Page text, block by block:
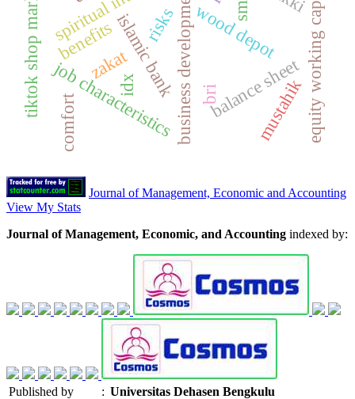
business developmentwood depot
bri
balance sheetequity working capital
islamic bank
job characteristics
zakat
mustahik
idx
benefits risks
comfort
Journal of Management, Economic and Accounting
View My Stats
Journal of Management, Economic, and Accounting indexed by:
Published by : Universitas Dehasen Bengkulu